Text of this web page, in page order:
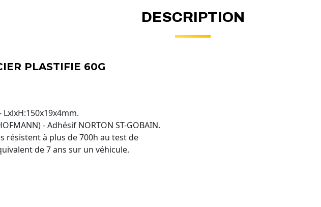
DESCRIPTION
PLASTIFIE 60G
- Adhésif NORTON ST-GOBAIN.
résistent à plus de 700h au test de
de 7 ans sur un véhicule.